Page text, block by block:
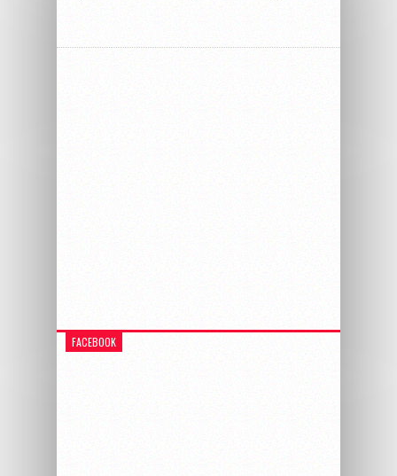
FACEBOOK